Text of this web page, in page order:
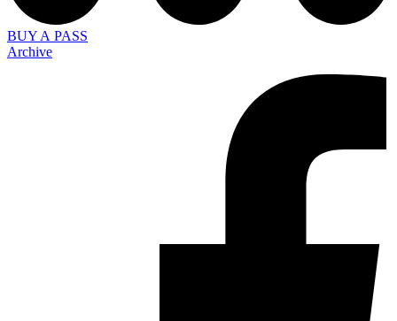
BUY A PASS
Archive